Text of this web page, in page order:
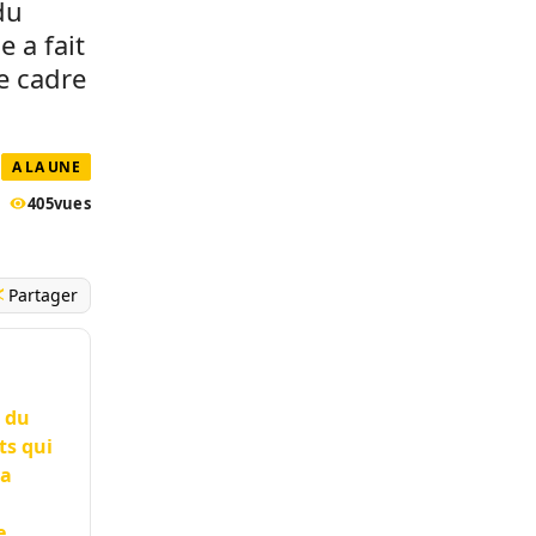
a fait
cadre
A LA UNE
405vues
Partager
du
qui